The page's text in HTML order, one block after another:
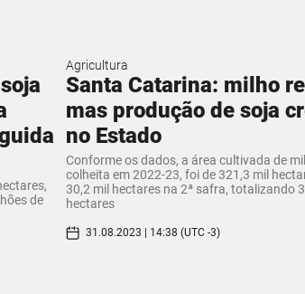
de
Agricultura
Santa Catarina: milho
mas produção de soja
no Estado
Conforme os dados, a área cultivada de
colheita em 2022-23, foi de 321,3 mil
30,2 mil hectares na 2ª safra, totalizando
hectares
31.08.2023 | 14:38 (UTC -3)